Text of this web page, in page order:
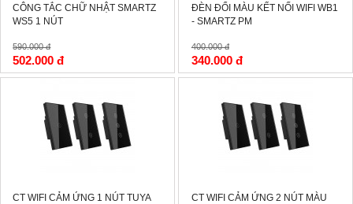
CÔNG TẮC CHỮ NHẬT SMARTZ
WS5 1 NÚT
590.000 đ
502.000 đ
ĐÈN ĐỔI MÀU KẾT NỐI WIFI WB1
- SMARTZ PM
400.000 đ
340.000 đ
CT WIFI CẢM ỨNG 1 NÚT TUYA
CT WIFI CẢM ỨNG 2 NÚT MÀU